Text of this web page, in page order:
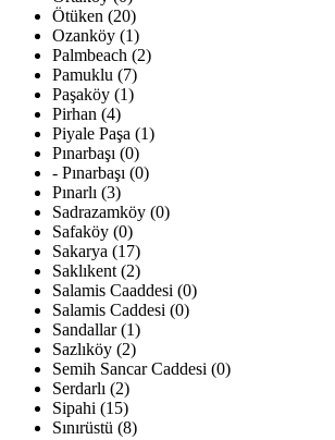
Ötüken (20)
Ozanköy (1)
Palmbeach (2)
Pamuklu (7)
Paşaköy (1)
Pirhan (4)
Piyale Paşa (1)
Pınarbaşı (0)
- Pınarbaşı (0)
Pınarlı (3)
Sadrazamköy (0)
Safaköy (0)
Sakarya (17)
Saklıkent (2)
Salamis Caaddesi (0)
Salamis Caddesi (0)
Sandallar (1)
Sazlıköy (2)
Semih Sancar Caddesi (0)
Serdarlı (2)
Sipahi (15)
Sınırüstü (8)